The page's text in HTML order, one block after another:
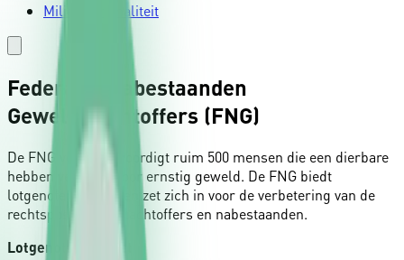
Milieucriminaliteit
Federatie Nabestaanden
Geweldslachtoffers (FNG)
De FNG vertegenwoordigt ruim 500 mensen die een dierbare
hebben verloren door ernstig geweld. De FNG biedt
lotgenotencontact en zet zich in voor de verbetering van de
rechtspositie van slachtoffers en nabestaanden.
Lotgenotencontact